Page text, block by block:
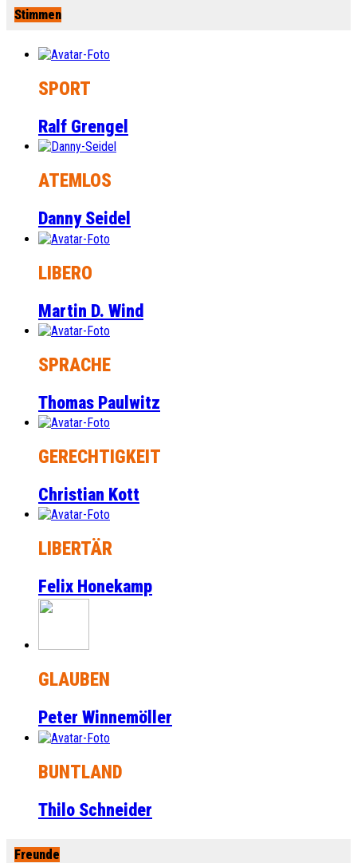
Stimmen
SPORT
Ralf Grengel
ATEMLOS
Danny Seidel
LIBERO
Martin D. Wind
SPRACHE
Thomas Paulwitz
GERECHTIGKEIT
Christian Kott
LIBERTÄR
Felix Honekamp
GLAUBEN
Peter Winnemöller
BUNTLAND
Thilo Schneider
Freunde